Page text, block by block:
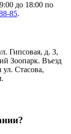
до 18:00 по
85.
Гипсовая, д. 3,
Зоопарк. Въезд
Стасова,